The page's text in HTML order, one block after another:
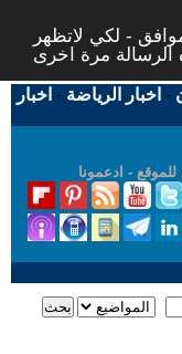
- لكي لاتظهر
- اخبار الرياضة - اخبار
للموقع - ادعمونا